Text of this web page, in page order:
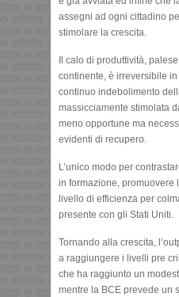
assegni ad ogni cittadino
stimolare la crescita.
Il calo di produttività,
continente, è irreversibile
continuo indebolimento
massicciamente stimolata
meno opportune ma
evidenti di recupero.
L’unico modo per
in formazione, promuovere
livello di efficienza per
presente con gli Stati Uniti.
Tornando alla crescita,
a raggiungere i livelli pre
che ha raggiunto un
mentre la BCE prevede un